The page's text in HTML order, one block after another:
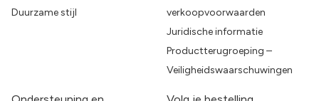
Duurzame stijl
verkoopvoorwaarden
Juridische informatie
Productterugroeping –
Veiligheidswaarschuwingen